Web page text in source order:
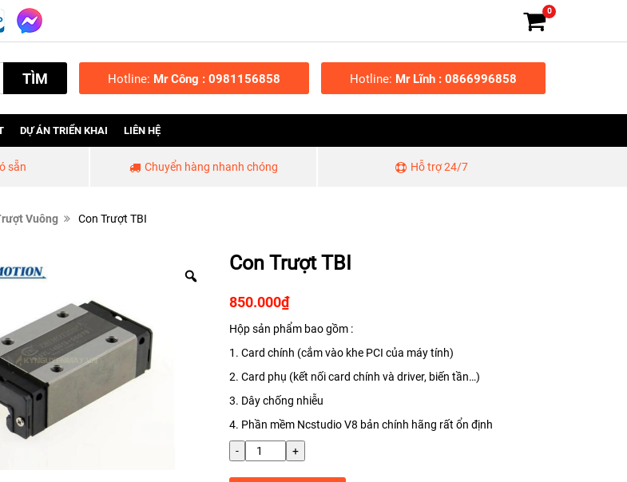
0
TÌM Hotline: Mr Công : 0981156858 Hotline: Mr Lĩnh : 0866996858
DỰ ÁN TRIỂN KHAI LIÊN HỆ
sẵn Chuyển hàng nhanh chóng Hỗ trợ 24/7
Vuông Con Trượt TBI
Con Trượt TBI
850.000₫
Hộp sản phẩm bao gồm :
1. Card chính (cắm vào khe PCI của máy tính)
2. Card phụ (kết nối card chính và driver, biến tần…)
3. Dây chống nhiễu
4. Phần mềm Ncstudio V8 bản chính hãng rất ổn định
- +